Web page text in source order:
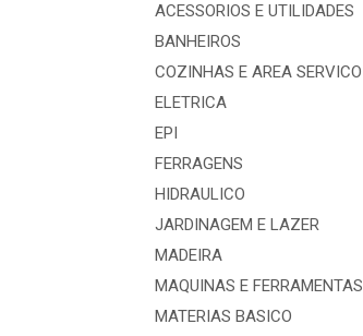
ACESSORIOS E UTILIDADES
BANHEIROS
COZINHAS E AREA SERVICO
ELETRICA
EPI
FERRAGENS
HIDRAULICO
JARDINAGEM E LAZER
MADEIRA
MAQUINAS E FERRAMENTAS
MATERIAS BASICO